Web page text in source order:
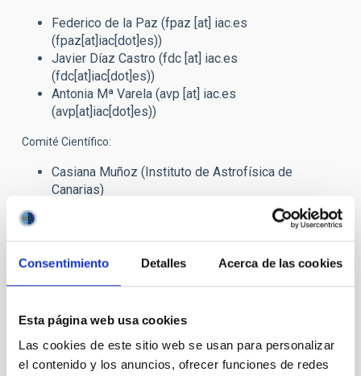
Consentimiento Detalles Acerca de las cookies
Esta página web usa cookies
Las cookies de este sitio web se usan para personalizar
el contenido y los anuncios, ofrecer funciones de redes
Federico de la Paz (fpaz [at] iac.es
(fpaz[at]iac[dot]es))
Javier Díaz Castro (fdc [at] iac.es
(fdc[at]iac[dot]es))
Antonia Mª Varela (avp [at] iac.es
(avp[at]iac[dot]es))
Comité Científico:
Casiana Muñoz (Instituto de Astrofísica de
Canarias)
Airam Rodríguez (Estación Biológica de Doñana
Manuel García Gil (Universitat Politècnica
Catalunya)
NOTA DE PRENSA